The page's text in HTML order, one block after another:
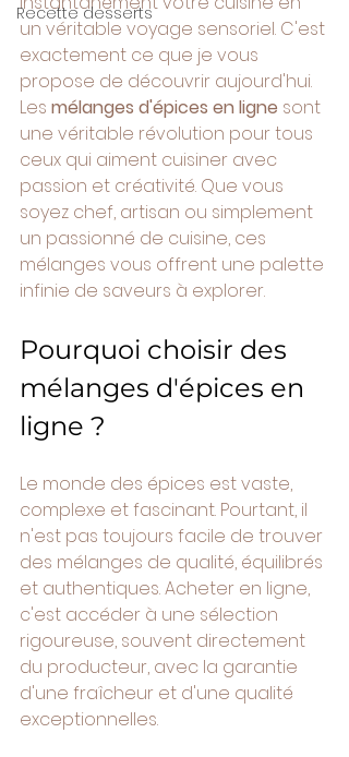
Recette desserts
un véritable voyage sensoriel. C'est
exactement ce que je vous
propose de découvrir aujourd'hui.
Les mélanges d'épices en ligne sont
une véritable révolution pour tous
ceux qui aiment cuisiner avec
passion et créativité. Que vous
soyez chef, artisan ou simplement
un passionné de cuisine, ces
mélanges vous offrent une palette
infinie de saveurs à explorer.
Pourquoi choisir des
mélanges d'épices en
ligne ?
Le monde des épices est vaste,
complexe et fascinant. Pourtant, il
n'est pas toujours facile de trouver
des mélanges de qualité, équilibrés
et authentiques. Acheter en ligne,
c'est accéder à une sélection
rigoureuse, souvent directement
du producteur, avec la garantie
d'une fraîcheur et d'une qualité
exceptionnelles.